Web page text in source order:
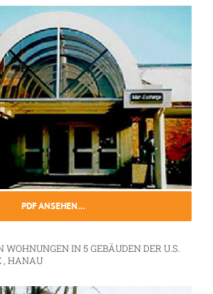
PDF ANSEHEN…
WOHNUNGEN IN 5 GEBÄUDEN DER U.S.
, HANAU